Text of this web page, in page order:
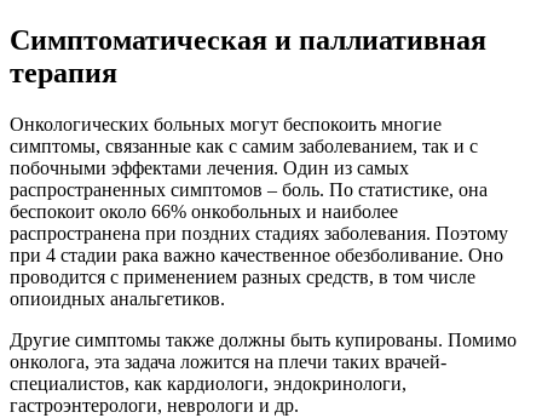
Симптоматическая и паллиативная
терапия
Онкологических больных могут беспокоить многие
симптомы, связанные как с самим заболеванием, так и с
побочными эффектами лечения. Один из самых
распространенных симптомов – боль. По статистике, она
беспокоит около 66% онкобольных и наиболее
распространена при поздних стадиях заболевания. Поэтому
при 4 стадии рака важно качественное обезболивание. Оно
проводится с применением разных средств, в том числе
опиоидных анальгетиков.
Другие симптомы также должны быть купированы. Помимо
онколога, эта задача ложится на плечи таких врачей-
специалистов, как кардиологи, эндокринологи,
гастроэнтерологи, неврологи и др.